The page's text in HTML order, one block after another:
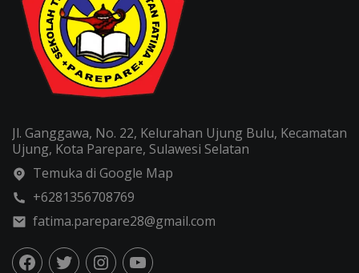
Jl. Ganggawa, No. 22, Kelurahan Ujung Bulu, Kecamatan
Ujung, Kota Parepare, Sulawesi Selatan
Temuka di Google Map
+6281356708769
fatima.parepare28@gmail.com